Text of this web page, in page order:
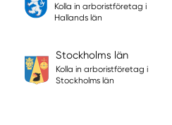
Kolla in arboristföretag i
Hallands län
Stockholms län
Kolla in arboristföretag i
Stockholms län